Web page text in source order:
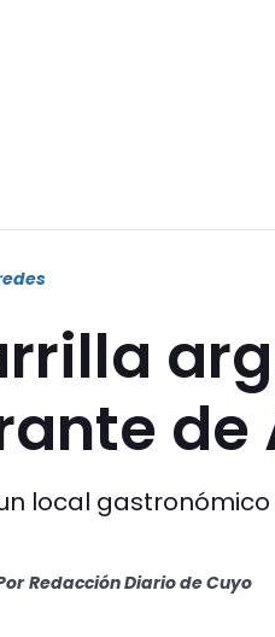
de
local
Redacción Diario de Cuyo